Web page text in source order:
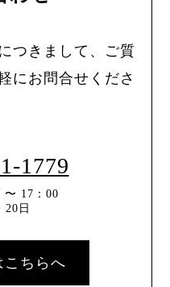
つきまして、ご質
にお問合せくださ
1779
〜 17：00
20日
こちらへ